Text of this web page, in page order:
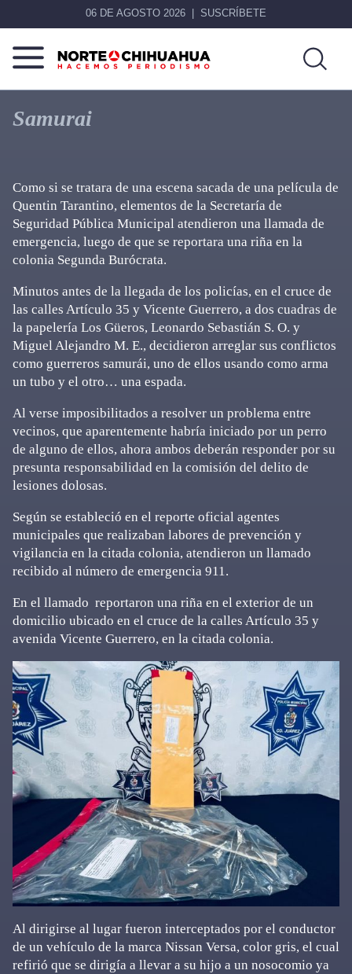
06 DE AGOSTO 2026 SUSCRÍBETE
Norte
Chihuahua
Más
que
noticias,
Samurai
Como si se tratara de una escena sacada de una película de
Quentin Tarantino, elementos de la Secretaría de
Seguridad Pública Municipal atendieron una llamada de
emergencia, luego de que se reportara una riña en la
colonia Segunda Burócrata.
Minutos antes de la llegada de los policías, en el cruce de
las calles Artículo 35 y Vicente Guerrero, a dos cuadras de
la papelería Los Güeros, Leonardo Sebastián S. O. y
Miguel Alejandro M. E., decidieron arreglar sus conflictos
como guerreros samurái, uno de ellos usando como arma
un tubo y el otro… una espada.
Al verse imposibilitados a resolver un problema entre
vecinos, que aparentemente habría iniciado por un perro
de alguno de ellos, ahora ambos deberán responder por su
presunta responsabilidad en la comisión del delito de
lesiones dolosas.
Según se estableció en el reporte oficial agentes
municipales que realizaban labores de prevención y
vigilancia en la citada colonia, atendieron un llamado
recibido al número de emergencia 911.
En el llamado reportaron una riña en el exterior de un
domicilio ubicado en el cruce de la calles Artículo 35 y
avenida Vicente Guerrero, en la citada colonia.
Al dirigirse al lugar fueron interceptados por el conductor
de un vehículo de la marca Nissan Versa, color gris, el cual
refirió que se dirigía a llevar a su hijo a un nosocomio ya